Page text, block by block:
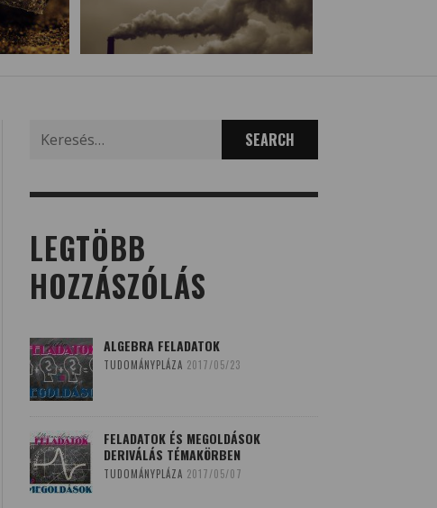
for:
LEGTÖBB
HOZZÁSZÓLÁS
ALGEBRA FELADATOK
TUDOMÁNYPLÁZA 2017/05/23
FELADATOK ÉS MEGOLDÁSOK
DERIVÁLÁS TÉMAKÖRBEN
TUDOMÁNYPLÁZA 2017/05/07